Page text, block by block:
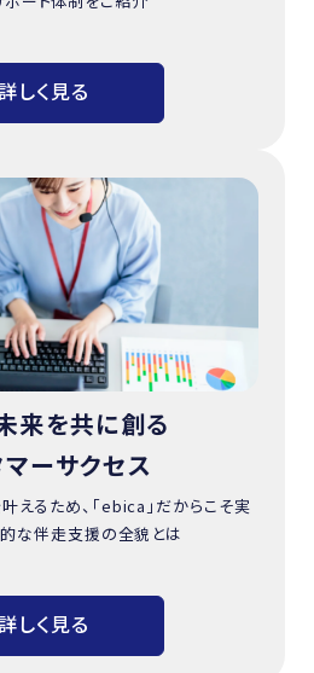
しく見る
来を共に創る
ーサクセス
えるため、「ebica」だからこそ実
な伴走支援の全貌とは
しく見る